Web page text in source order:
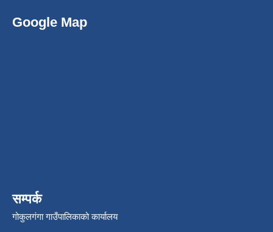
Google Map
सम्पर्क
गोकुलगंगा गाउँपालिकाको कार्यालय